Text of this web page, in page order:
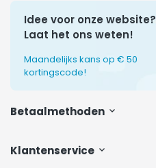
Klantenservice
Idee voor onze website?
Laat het ons weten!
Maandelijks kans op € 50
kortingscode!
Betaalmethoden